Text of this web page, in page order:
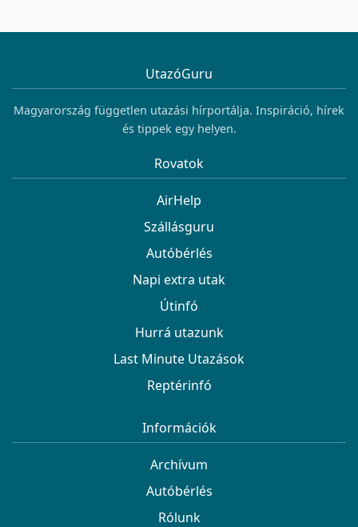
UtazóGuru
Magyarország független utazási hírportálja. Inspiráció, hírek
és tippek egy helyen.
Rovatok
AirHelp
Szállásguru
Autóbérlés
Napi extra utak
Útinfó
Hurrá utazunk
Last Minute Utazások
Reptérinfó
Információk
Archívum
Autóbérlés
Rólunk